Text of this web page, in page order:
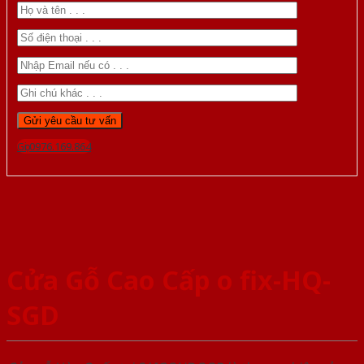
Gọi 0976.169.864
Cửa Gỗ Cao Cấp o fix-HQ-
SGD